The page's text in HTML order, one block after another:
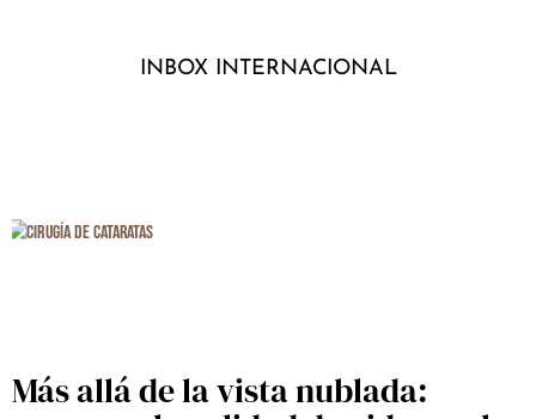
INBOX INTERNACIONAL
Más allá de la vista nublada: